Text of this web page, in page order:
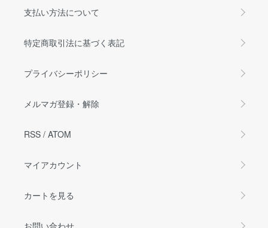
支払い方法について
特定商取引法に基づく表記
プライバシーポリシー
メルマガ登録・解除
RSS / ATOM
マイアカウント
カートを見る
お問い合わせ